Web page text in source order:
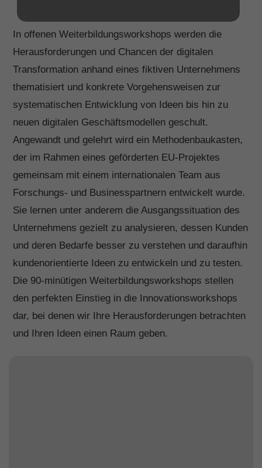
In offenen Weiterbildungsworkshops werden die
Herausforderungen und Chancen der digitalen
Transformation anhand eines fiktiven Unternehmens
thematisiert und konkrete Vorgehensweisen zur
systematischen Entwicklung von Ideen bis hin zu
neuen digitalen Geschäftsmodellen geschult.
Angewandt und gelehrt wird ein Methodenbaukasten,
der im Rahmen eines geförderten EU-Projektes
gemeinsam mit einem internationalen Team aus
Forschungs- und Businesspartnern entwickelt wurde.
Sie lernen unter anderem die Ausgangssituation des
Unternehmens gezielt zu analysieren, dessen Kunden
und deren Bedarfe besser zu verstehen und daraufhin
kundenorientierte Ideen zu entwickeln und zu testen.
Die 90-minütigen Weiterbildungsworkshops stellen
den perfekten Einstieg in die Innovationsworkshops
dar, bei denen wir Ihre Herausforderungen betrachten
und Ihren Ideen einen Raum geben.